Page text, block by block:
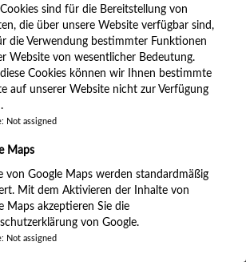
sind für die Bereitstellung von
die über unsere Website verfügbar sind,
die Verwendung bestimmter Funktionen
Website von wesentlicher Bedeutung.
Cookies können wir Ihnen bestimmte
auf unserer Website nicht zur Verfügung
: Not assigned
Maps
von Google Maps werden standardmäßig
Mit dem Aktivieren der Inhalte von
Maps akzeptieren Sie die
von Google.
: Not assigned